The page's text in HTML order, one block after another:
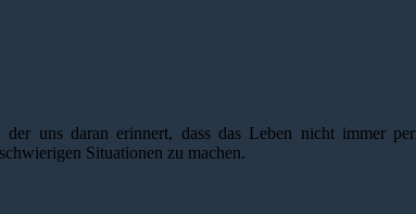
uns daran erinnert, dass das Leben nicht immer
Situationen zu machen.